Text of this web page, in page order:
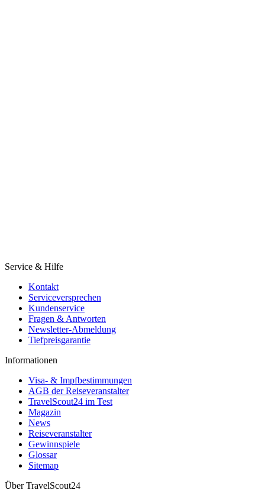
Service & Hilfe
Kontakt
Serviceversprechen
Kundenservice
Fragen & Antworten
Newsletter-Abmeldung
Tiefpreisgarantie
Informationen
Visa- & Impfbestimmungen
AGB der Reiseveranstalter
TravelScout24 im Test
Magazin
News
Reiseveranstalter
Gewinnspiele
Glossar
Sitemap
Über TravelScout24